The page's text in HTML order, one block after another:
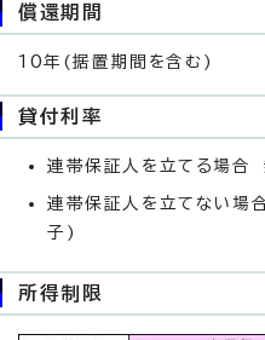
償還期間
10年(据置期間を含む)
貸付利率
連帯保証人を立てる場合
連帯保証人を立てない
子)
所得制限